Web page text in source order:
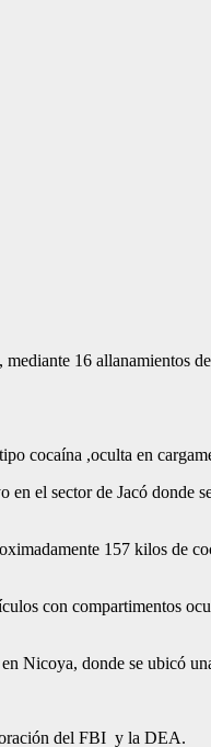
16 allanamientos
cocaína ,oculta en
el sector de Jacó donde
157 kilos de
con compartimentos
Nicoya, donde se ubicó
del FBI y la DEA.